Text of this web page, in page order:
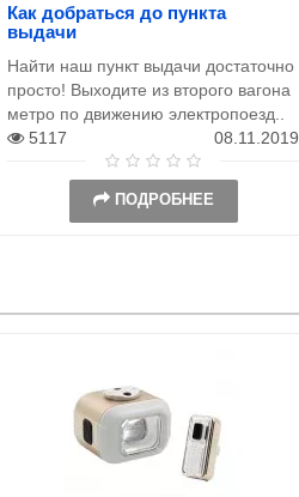
Как добраться до пункта
выдачи
Найти наш пункт выдачи достаточно
просто! Выходите из второго вагона
метро по движению электропоезд..
5117
08.11.2019
ПОДРОБНЕЕ